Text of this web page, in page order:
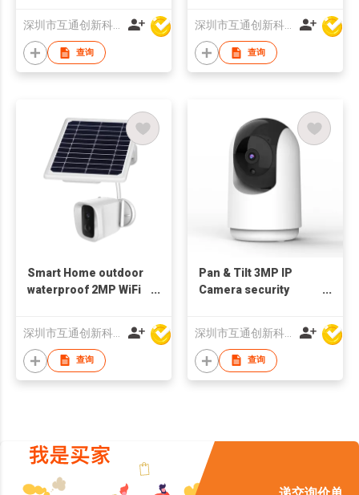
Monitor
深圳市互通创新科技有限公司
查询
深圳市互通创新科技有限公司
查询
Smart Home outdoor
waterproof 2MP WiFi
深圳市互通创新科技有限公司
查询
Pan & Tilt 3MP IP
Camera security
深圳市互通创新科技有限公司
查询